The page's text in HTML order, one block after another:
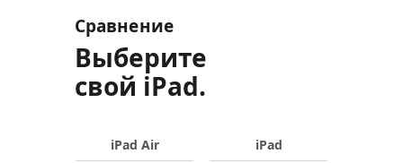
Сравнение
Выберите
свой iPad.
НазваниеiPad Air iPad